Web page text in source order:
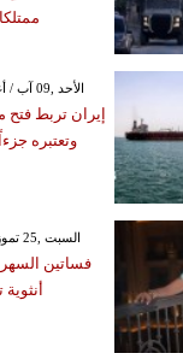
GMT 11:48 2026 الأحد ,09 آب / أغسطس
إيران تربط
وتعتبره
GMT 09:39 2026 السبت ,25 تموز / يوليو
فساتين